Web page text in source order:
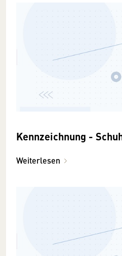
Kennzeichnung -
Weiterlesen